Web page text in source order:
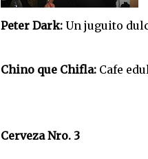
Peter Dark:Un juguito
Chino que Chifla:Cafe
Cerveza Nro. 3